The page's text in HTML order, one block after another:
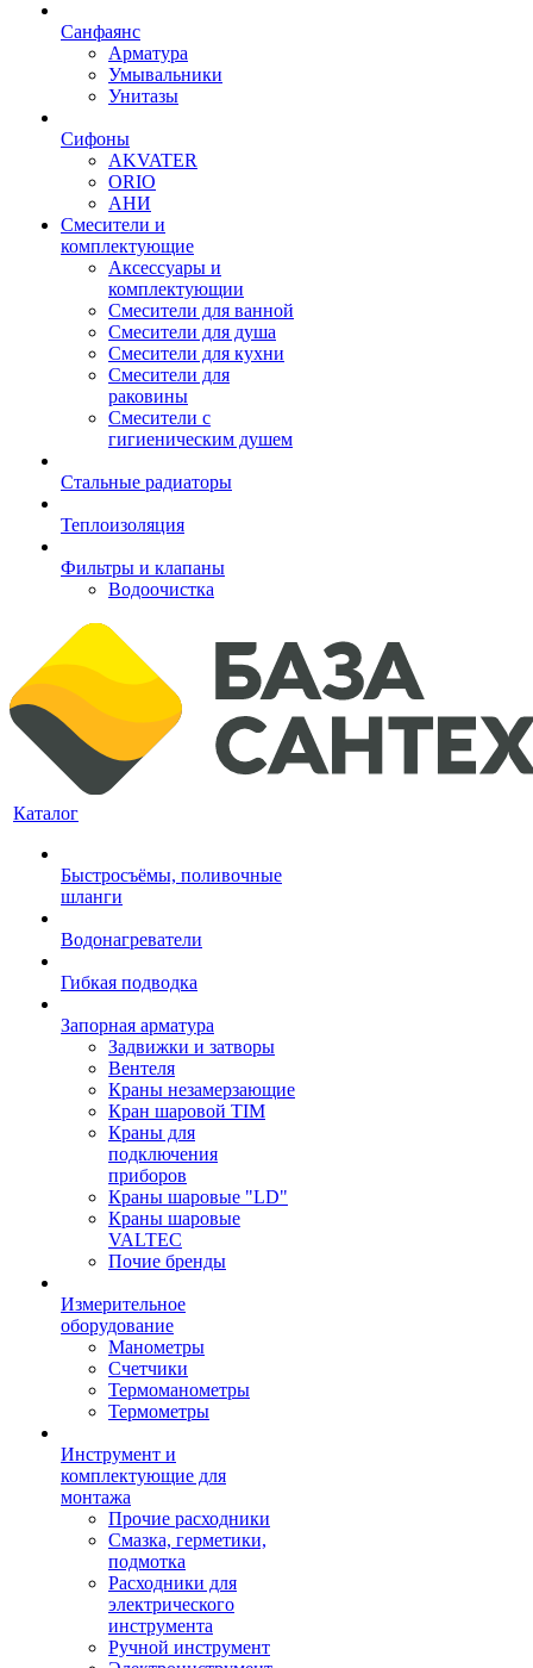
Санфаянс
Арматура
Умывальники
Унитазы
Сифоны
AKVATER
ORIO
АНИ
Смесители и
комплектующие
Аксессуары и
комплектующии
Смесители для ванной
Смесители для душа
Смесители для кухни
Смесители для
раковины
Смесители с
гигиеническим душем
Стальные радиаторы
Теплоизоляция
Фильтры и клапаны
Водоочистка
Каталог
Быстросъёмы, поливочные
шланги
Водонагреватели
Гибкая подводка
Запорная арматура
Задвижки и затворы
Вентеля
Краны незамерзающие
Кран шаровой TIM
Краны для
подключения
приборов
Краны шаровые "LD"
Краны шаровые
VALTEC
Почие бренды
Измерительное
оборудование
Манометры
Счетчики
Термоманометры
Термометры
Инструмент и
комплектующие для
монтажа
Прочие расходники
Смазка, герметики,
подмотка
Расходники для
электрического
инструмента
Ручной инструмент